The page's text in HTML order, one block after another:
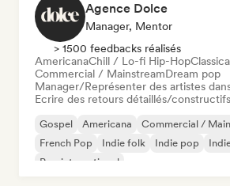
Agence Dolce
Manager, Mentor
> 1500 feedbacks réalisés
AmericanaChill / Lo-fi Hip-Hop
Commercial / MainstreamDream pop
Manager/Représenter des artistes
Ecrire des retours détaillés/constructifs
Gospel Americana
Commercial /
French Pop
Indie folk Indie pop
Pop international